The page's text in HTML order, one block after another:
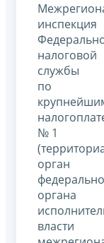
инспекция
налоговой
службы
по
№ 1
орган
органа
власти